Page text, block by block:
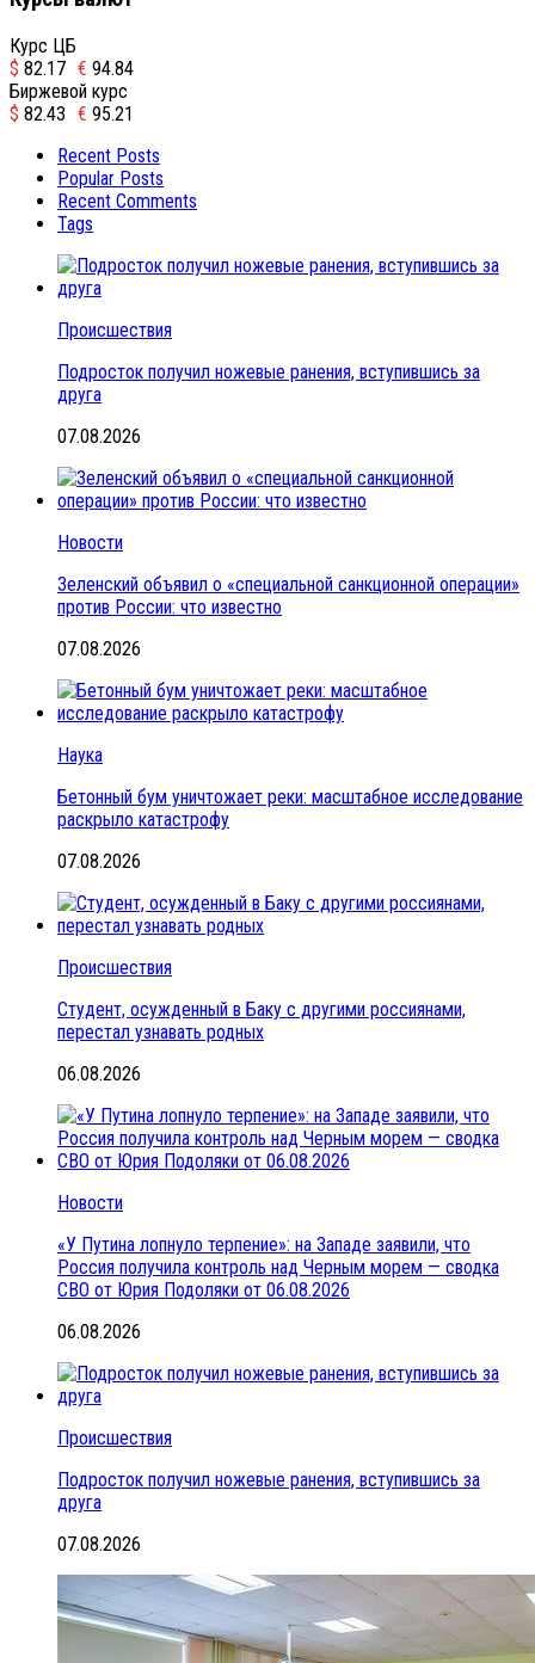
Курс ЦБ
$ 82.17 € 94.84
Биржевой курс
$ 82.43 € 95.21
Recent Posts
Popular Posts
Recent Comments
Tags
Происшествия
Подросток получил ножевые ранения, вступившись за
друга
07.08.2026
Новости
Зеленский объявил о «специальной санкционной операции»
против России: что известно
07.08.2026
Наука
Бетонный бум уничтожает реки: масштабное исследование
раскрыло катастрофу
07.08.2026
Происшествия
Студент, осужденный в Баку с другими россиянами,
перестал узнавать родных
06.08.2026
Новости
«У Путина лопнуло терпение»: на Западе заявили, что
Россия получила контроль над Черным морем — сводка
СВО от Юрия Подоляки от 06.08.2026
06.08.2026
Происшествия
Подросток получил ножевые ранения, вступившись за
друга
07.08.2026